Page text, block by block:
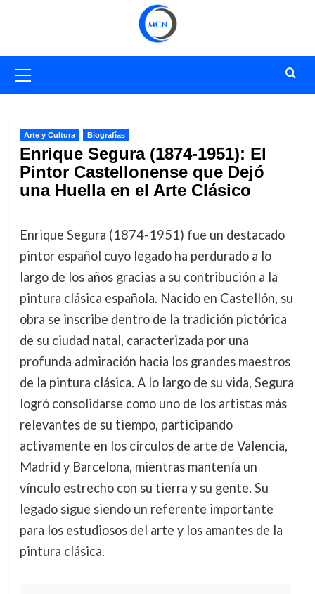
primario
Arte y Cultura Biografías
Enrique Segura (1874-1951): El
Pintor Castellonense que Dejó
una Huella en el Arte Clásico
Enrique Segura (1874-1951) fue un destacado
pintor español cuyo legado ha perdurado a lo
largo de los años gracias a su contribución a la
pintura clásica española. Nacido en Castellón, su
obra se inscribe dentro de la tradición pictórica
de su ciudad natal, caracterizada por una
profunda admiración hacia los grandes maestros
de la pintura clásica. A lo largo de su vida, Segura
logró consolidarse como uno de los artistas más
relevantes de su tiempo, participando
activamente en los círculos de arte de Valencia,
Madrid y Barcelona, mientras mantenía un
vínculo estrecho con su tierra y su gente. Su
legado sigue siendo un referente importante
para los estudiosos del arte y los amantes de la
pintura clásica.